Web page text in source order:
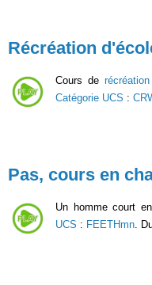
Récréation
Cours de
Catégorie UCS :
Pas, cours en
Un homme court
UCS : FEETHmn .